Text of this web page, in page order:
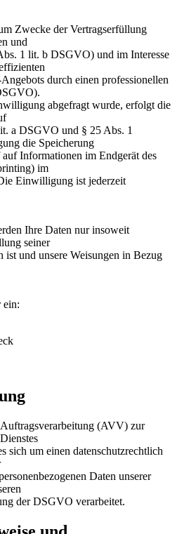
Zwecke der Vertragserfüllung
und
1 lit. b DSGVO) und im Interesse
durch einen professionellen
abgefragt wurde, erfolgt die
a DSGVO und § 25 Abs. 1
die Speicherung
Informationen im Endgerät des
im
Einwilligung ist jederzeit
Ihre Daten nur insoweit
seiner
und unsere Weisungen in Bezug
ein:
(AVV) zur
sich um einen datenschutzrechtlich
Daten unserer
der DSGVO verarbeitet.